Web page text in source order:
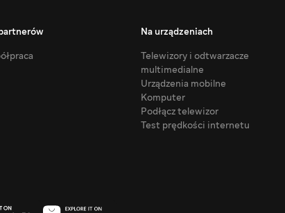
Na urządzeniach
Telewizory i odtwarzacze
multimedialne
Urządzenia mobilne
Komputer
Podłącz telewizor
Test prędkości internetu